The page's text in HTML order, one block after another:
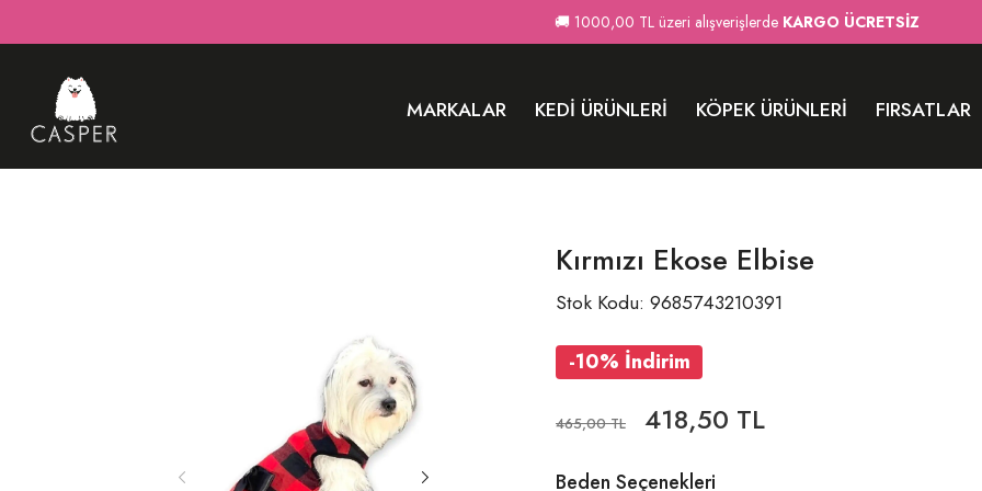
🚚 1000,00 TL üzeri alışverişlerde KARGO ÜCRETSİZ
MARKALAR KEDI ÜRÜNLERI KÖPEK ÜRÜNLERI FIRSATLAR
Kırmızı Ekose Elbise
Stok Kodu: 9685743210391
-10% İndirim
465,00 TL 418,50 TL
Beden Seçenekleri